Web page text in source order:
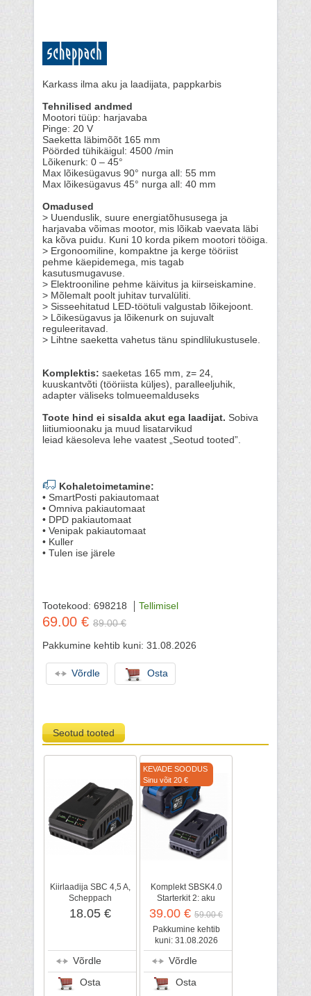
Karkass ilma aku ja laadijata, pappkarbis
Tehnilised andmed
Mootori tüüp: harjavaba
Pinge: 20 V
Saeketta läbimõõt 165 mm
Pöörded tühikäigul: 4500 /min
Lõikenurk: 0 – 45°
Max lõikesügavus 90° nurga all: 55 mm
Max lõikesügavus 45° nurga all: 40 mm
Omadused
> Uuenduslik, suure energiatõhususega ja
harjavaba võimas mootor, mis lõikab vaevata läbi
ka kõva puidu. Kuni 10 korda pikem mootori tööiga.
> Ergonoomiline, kompaktne ja kerge tööriist
pehme käepidemega, mis tagab
kasutusmugavuse.
> Elektrooniline pehme käivitus ja kiirseiskamine.
> Mõlemalt poolt juhitav turvalüliti.
> Sisseehitatud LED-töötuli valgustab lõikejoont.
> Lõikesügavus ja lõikenurk on sujuvalt
reguleeritavad.
> Lihtne saeketta vahetus tänu spindlilukustusele.
Komplektis: saeketas 165 mm, z= 24,
kuuskantvõti (tööriista küljes), paralleeljuhik,
adapter väliseks tolmueemalduseks
Toote hind ei sisalda akut ega laadijat. Sobiva
liitiumioonaku ja muud lisatarvikud
leiad käesoleva lehe vaatest „Seotud tooted”.
Kohaletoimetamine:
• SmartPosti pakiautomaat
• Omniva pakiautomaat
• DPD pakiautomaat
• Venipak pakiautomaat
• Kuller
• Tulen ise järele
Tootekood: 698218 Tellimisel
69.00 € 89.00 €
Pakkumine kehtib kuni: 31.08.2026
Võrdle Osta
Seotud tooted
Kiirlaadija SBC 4,5 A,
Scheppach
18.05 €
Võrdle
Osta
KEVADE SOODUS
Sinu võit 20 €
Komplekt SBSK4.0
Starterkit 2: aku
4,0Ah+ laadija,
Scheppach
39.00 € 59.00 €
Pakkumine kehtib
kuni: 31.08.2026
Võrdle
Osta